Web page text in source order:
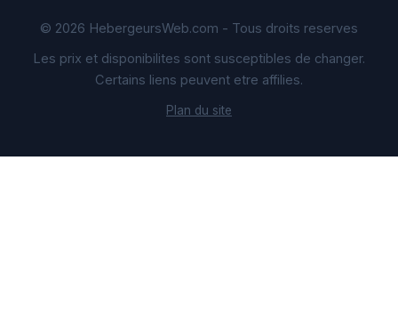
© 2026 HebergeursWeb.com - Tous droits reserves
Les prix et disponibilites sont susceptibles de changer.
Certains liens peuvent etre affilies.
Plan du site